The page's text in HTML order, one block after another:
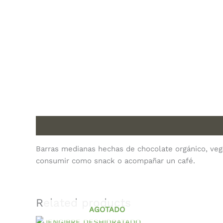
Barras medianas hechas de chocolate orgánico,
consumir como snack o acompañar un café.
Related products
AGOTADO